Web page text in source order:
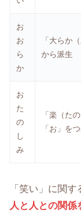
お
お
ら
か
「大らか
から派生
お
た
の
し
み
「楽（た
「お」を
「笑い」に関す
人と人との関係